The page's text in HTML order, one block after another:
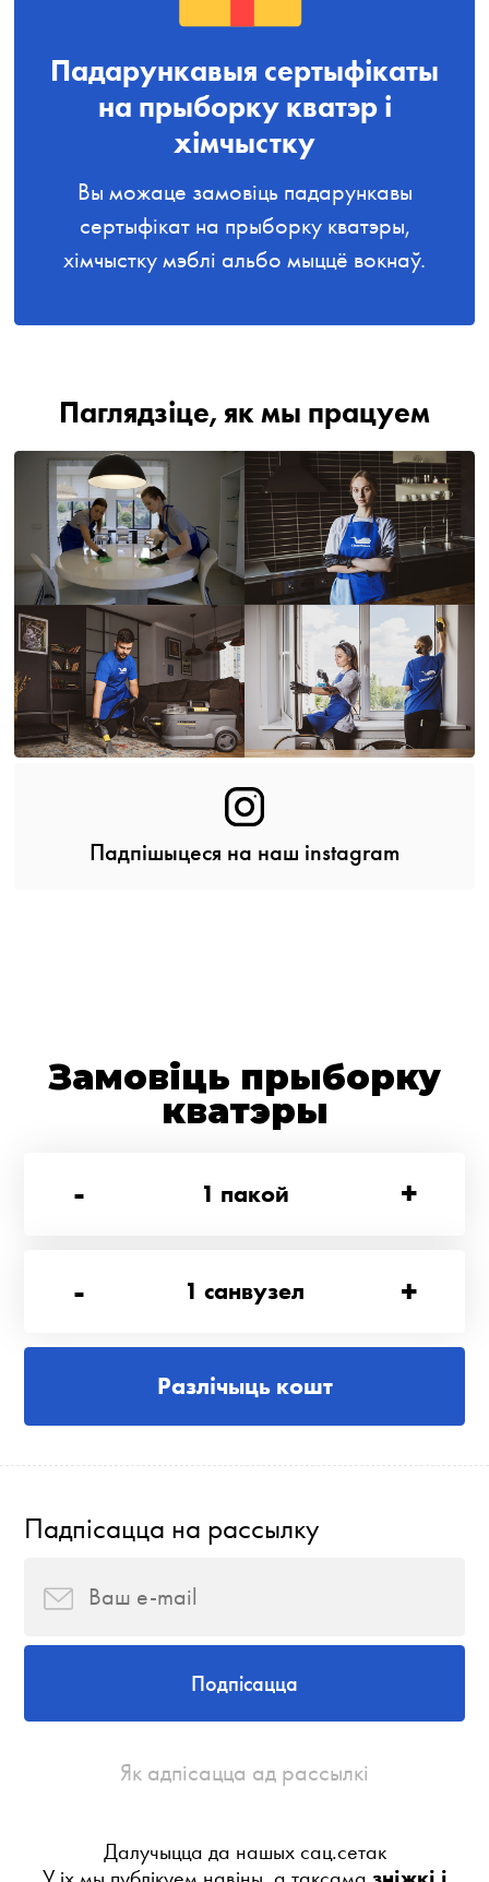
Падарункавыя сертыфікаты
на прыборку кватэр і
хімчыстку
Вы можаце замовіць падарункавы
сертыфікат на прыборку кватэры,
хімчыстку мэблі альбо мыццё вокнаў.
Паглядзіце, як мы працуем
Падпішыцеся на наш instagram
Замовіць прыборку
кватэры
-
1 пакой +
- 1 санвузел +
Разлічыць кошт
Падпісацца на рассылку
Подпісацца
Як адпісацца ад рассылкі
Далучыцца да нашых сац.сетак